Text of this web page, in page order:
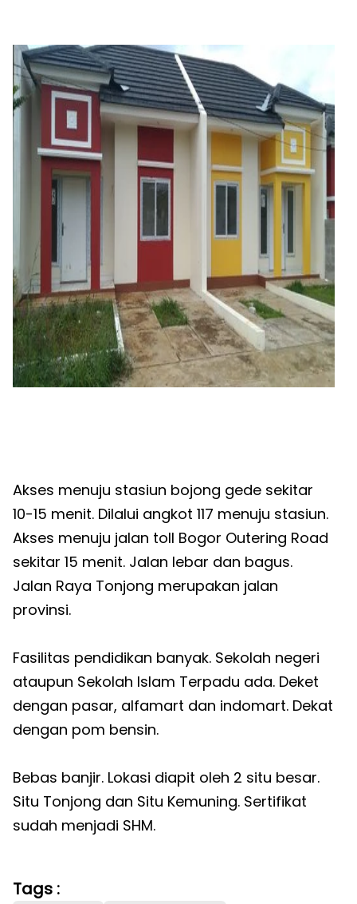
Akses menuju stasiun bojong gede sekitar
10-15 menit. Dilalui angkot 117 menuju stasiun.
Akses menuju jalan toll Bogor Outering Road
sekitar 15 menit. Jalan lebar dan bagus.
Jalan Raya Tonjong merupakan jalan
provinsi.
Fasilitas pendidikan banyak. Sekolah negeri
ataupun Sekolah Islam Terpadu ada. Deket
dengan pasar, alfamart dan indomart. Dekat
dengan pom bensin.
Bebas banjir. Lokasi diapit oleh 2 situ besar.
Situ Tonjong dan Situ Kemuning. Sertifikat
sudah menjadi SHM.
Tags :